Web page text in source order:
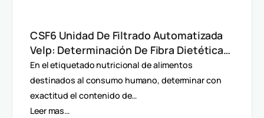
CSF6 Unidad De Filtrado Automatizada
Velp: Determinación De Fibra Dietética
(AOAC)
En el etiquetado nutricional de alimentos
destinados al consumo humano, determinar con
exactitud el contenido de…
Leer mas…